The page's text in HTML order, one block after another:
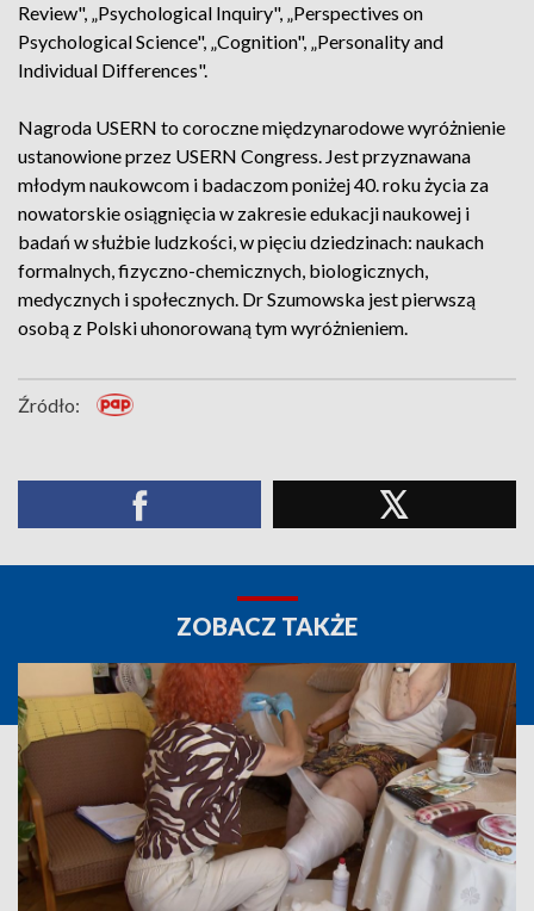
Review", „Psychological Inquiry", „Perspectives on
Psychological Science", „Cognition", „Personality and
Individual Differences".
Nagroda USERN to coroczne międzynarodowe wyróżnienie
ustanowione przez USERN Congress. Jest przyznawana
młodym naukowcom i badaczom poniżej 40. roku życia za
nowatorskie osiągnięcia w zakresie edukacji naukowej i
badań w służbie ludzkości, w pięciu dziedzinach: naukach
formalnych, fizyczno-chemicznych, biologicznych,
medycznych i społecznych. Dr Szumowska jest pierwszą
osobą z Polski uhonorowaną tym wyróżnieniem.
Źródło:
ZOBACZ TAKŻE